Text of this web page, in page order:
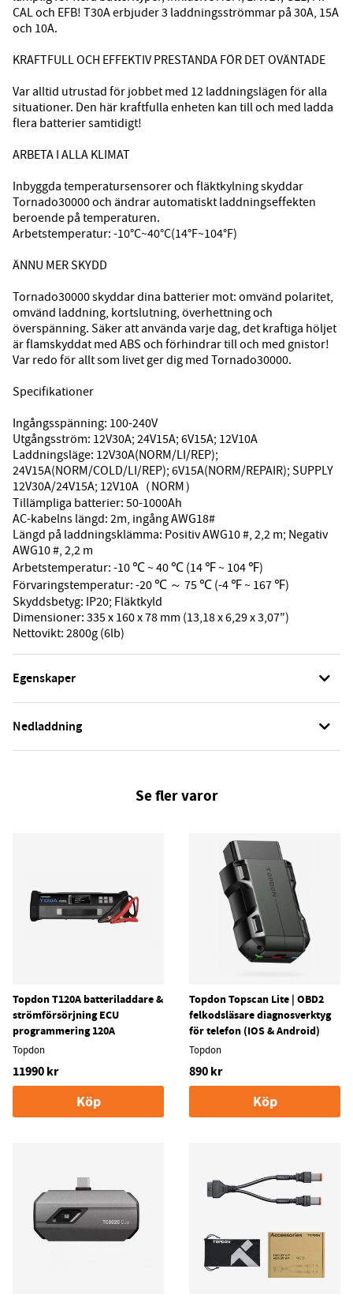
CAL och EFB! T30A erbjuder 3 laddningsströmmar på 30A, 15A
och 10A.
KRAFTFULL OCH EFFEKTIV PRESTANDA FÖR DET OVÄNTADE
Var alltid utrustad för jobbet med 12 laddningslägen för alla
situationer. Den här kraftfulla enheten kan till och med ladda
flera batterier samtidigt!
ARBETA I ALLA KLIMAT
Inbyggda temperatursensorer och fläktkylning skyddar
Tornado30000 och ändrar automatiskt laddningseffekten
beroende på temperaturen.
Arbetstemperatur: -10°C~40°C(14°F~104°F)
ÄNNU MER SKYDD
Tornado30000 skyddar dina batterier mot: omvänd polaritet,
omvänd laddning, kortslutning, överhettning och
överspänning. Säker att använda varje dag, det kraftiga höljet
är flamskyddat med ABS och förhindrar till och med gnistor!
Var redo för allt som livet ger dig med Tornado30000.
Specifikationer
Ingångsspänning: 100-240V
Utgångsström: 12V30A; 24V15A; 6V15A; 12V10A
Laddningsläge: 12V30A(NORM/LI/REP);
24V15A(NORM/COLD/LI/REP); 6V15A(NORM/REPAIR); SUPPLY
12V30A/24V15A; 12V10A（NORM）
Tillämpliga batterier: 50-1000Ah
AC-kabelns längd: 2m, ingång AWG18#
Längd på laddningsklämma: Positiv AWG10 #, 2,2 m; Negativ
AWG10 #, 2,2 m
Arbetstemperatur: -10 ℃ ~ 40 ℃ (14 ℉ ~ 104 ℉)
Förvaringstemperatur: -20 ℃ ～ 75 ℃ (-4 ℉ ~ 167 ℉)
Skyddsbetyg: IP20; Fläktkyld
Dimensioner: 335 x 160 x 78 mm (13,18 x 6,29 x 3,07")
Nettovikt: 2800g (6lb)
Egenskaper
Nedladdning
Se fler varor
Topdon T120A batteriladdare &
strömförsörjning ECU
programmering 120A
Topdon
11990 kr
Köp
Topdon Topscan Lite | OBD2
felkodsläsare diagnosverktyg
för telefon (IOS & Android)
Topdon
890 kr
Köp